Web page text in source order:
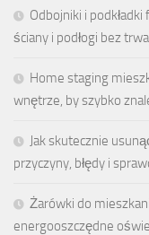
Odbojniki i
ściany i podłogi bez
Home staging
wnętrze, by szybko
Jak skutecznie
przyczyny, błędy i
Żarówki do
energooszczędne